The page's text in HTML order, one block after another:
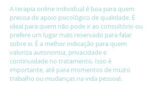
A terapia online individual é boa para quem
precisa de apoio psicológico de qualidade. É
ideal para quem não pode ir ao consultório ou
prefere um lugar mais reservado para falar
sobre si. É a melhor indicação para quem
valoriza autonomia, privacidade e
continuidade no tratamento. Isso é
importante, até para momentos de muito
trabalho ou mudanças na vida pessoal.